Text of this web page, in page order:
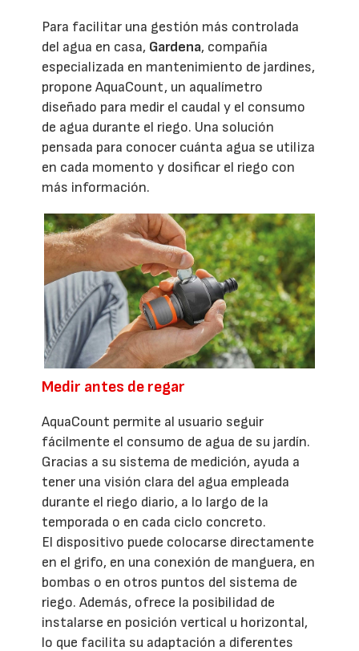
Para facilitar una gestión más controlada
del agua en casa, Gardena, compañía
especializada en mantenimiento de jardines,
propone AquaCount, un aqualímetro
diseñado para medir el caudal y el consumo
de agua durante el riego. Una solución
pensada para conocer cuánta agua se utiliza
en cada momento y dosificar el riego con
más información.
Medir antes de regar
AquaCount permite al usuario seguir
fácilmente el consumo de agua de su jardín.
Gracias a su sistema de medición, ayuda a
tener una visión clara del agua empleada
durante el riego diario, a lo largo de la
temporada o en cada ciclo concreto.
El dispositivo puede colocarse directamente
en el grifo, en una conexión de manguera, en
bombas o en otros puntos del sistema de
riego. Además, ofrece la posibilidad de
instalarse en posición vertical u horizontal,
lo que facilita su adaptación a diferentes